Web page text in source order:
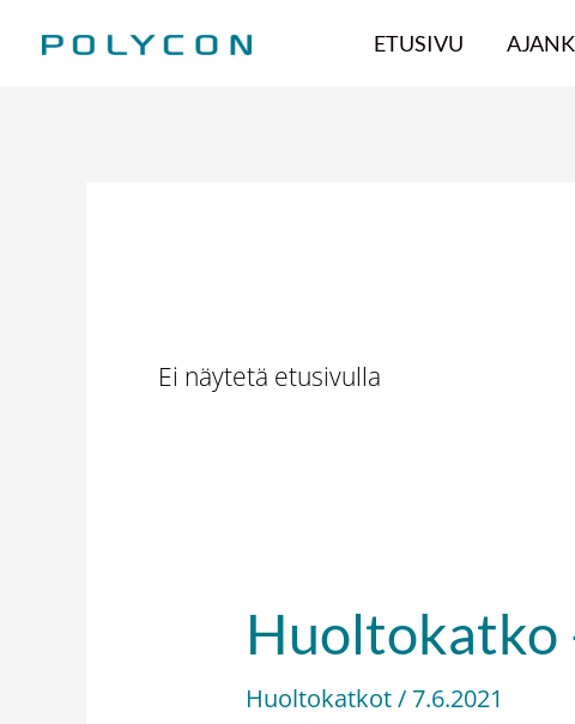
sisältöön
ETUSIVU
Ei näytetä etusivulla
Huoltokatko
Huoltokatkot/7.6.2021
Huoltokatko
–
Serviceavbrott